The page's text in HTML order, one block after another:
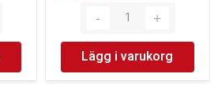
Lägg i varukorg